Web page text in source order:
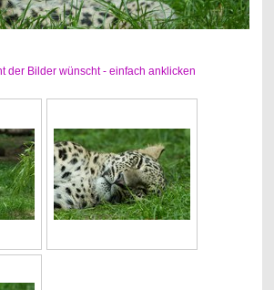
der Bilder wünscht - einfach anklicken